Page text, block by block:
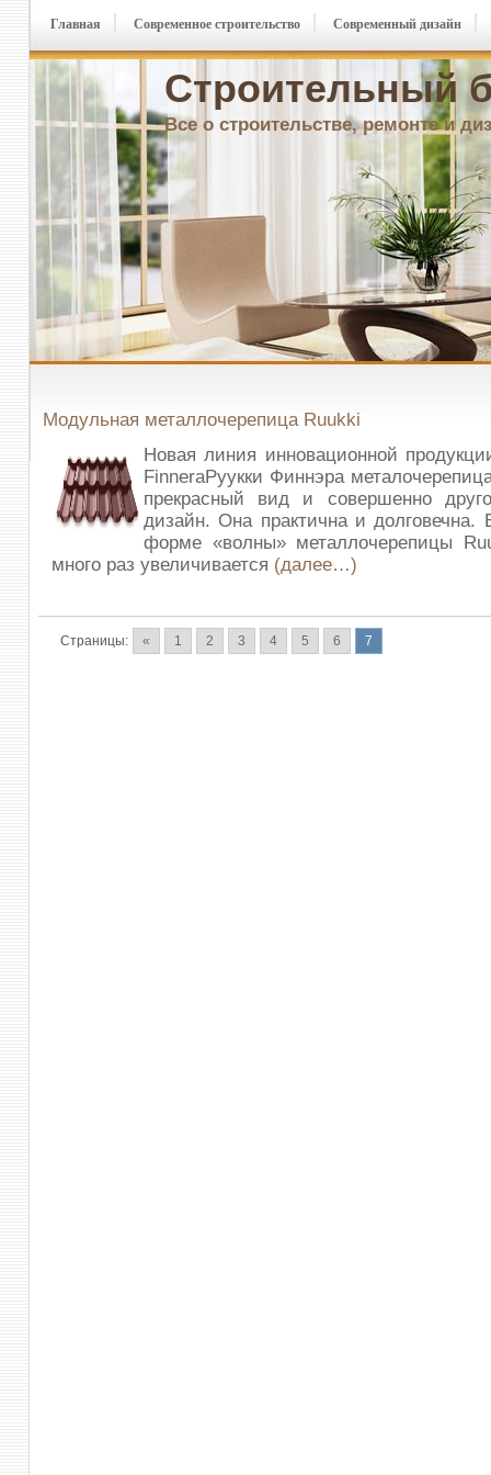
Строительный
Все о строительстве, ремонте и
Главная Современное строительство Современный дизайн
Модульная металлочерепица Ruukki
Новая линия инновационной
FinneraРуукки Финнэра
прекрасный вид и совершенно
дизайн. Она практична и долговечна.
форме «волны» металлочерепицы
много раз увеличивается (далее…)
Страницы: « 1 2 3 4 5 6 7